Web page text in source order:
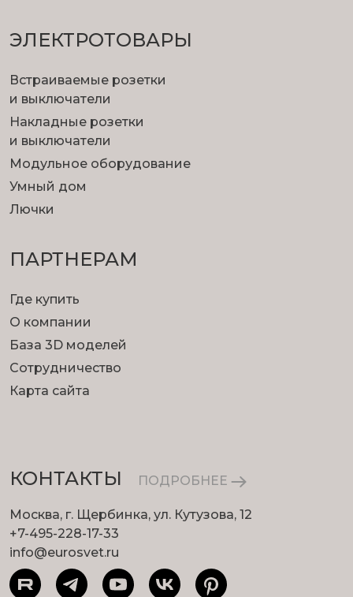
ЭЛЕКТРОТОВАРЫ
Встраиваемые розетки
и выключатели
Накладные розетки
и выключатели
Модульное оборудование
Умный дом
Лючки
ПАРТНЕРАМ
Где купить
О компании
База 3D моделей
Сотрудничество
Карта сайта
КОНТАКТЫ ПОДРОБНЕЕ
Москва, г. Щербинка, ул. Кутузова, 12
+7-495-228-17-33
info@eurosvet.ru